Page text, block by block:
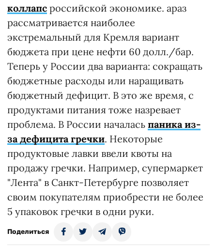
коллапс российской экономике. араз
рассматривается наиболее
экстремальный для Кремля вариант
бюджета при цене нефти 60 долл./бар.
Теперь у России два варианта: сокращать
бюджетные расходы или наращивать
бюджетный дефицит. В это же время, с
продуктами питания тоже назревает
проблема. В России началась паника из-
за дефицита гречки. Некоторые
продуктовые лавки ввели квоты на
продажу гречки. Например, супермаркет
"Лента" в Санкт-Петербурге позволяет
своим покупателям приобрести не более
5 упаковок гречки в одни руки.
Поделиться